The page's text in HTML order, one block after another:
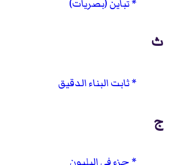
تباين (بصريات)
ث
ثابت البناء الدقيق
ج